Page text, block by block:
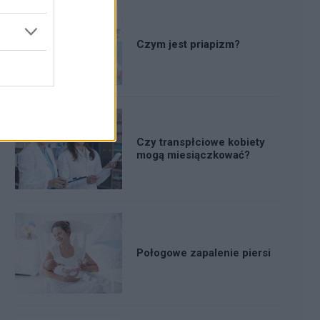
Czym jest priapizm?
Czy transpłciowe kobiety
mogą miesiączkować?
Połogowe zapalenie piersi